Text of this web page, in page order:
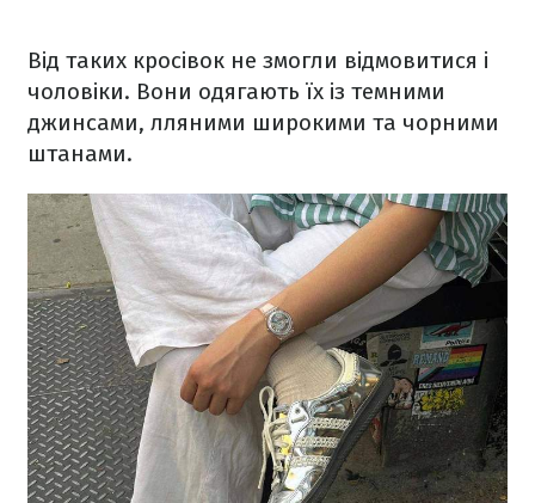
Від таких кросівок не змогли відмовитися і
чоловіки. Вони одягають їх із темними
джинсами, лляними широкими та чорними
штанами.